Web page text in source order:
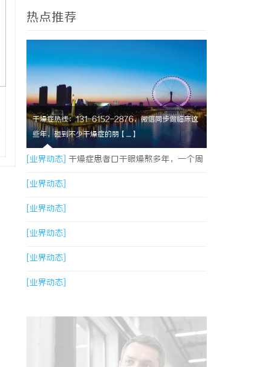
热点推荐
干燥症热线：131-6152-2876，微信同步做临床这
些年，碰到不少干燥症的朋【....】
[业界动态] 干燥症患者口干眼燥熬多年，一个周
期缓过来？老中医：一张辨证方对症，身体找回
津液
[业界动态]
[业界动态]
[业界动态]
[业界动态]
[业界动态]